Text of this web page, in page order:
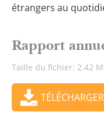
étrangers au
Rapport
Taille du fichier: 2.42
TÉLÉCHARGER